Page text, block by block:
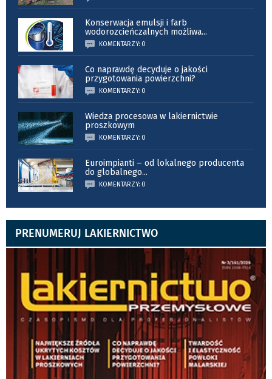
Konserwacja emulsji i farb
wodorozcieńczalnych możliwa...
KOMENTARZY: 0
Co naprawdę decyduje o jakości
przygotowania powierzchni?
KOMENTARZY: 0
Wiedza procesowa w lakiernictwie
proszkowym
KOMENTARZY: 0
Euroimpianti – od lokalnego producenta
do globalnego...
KOMENTARZY: 0
PRENUMERUJ LAKIERNICTWO